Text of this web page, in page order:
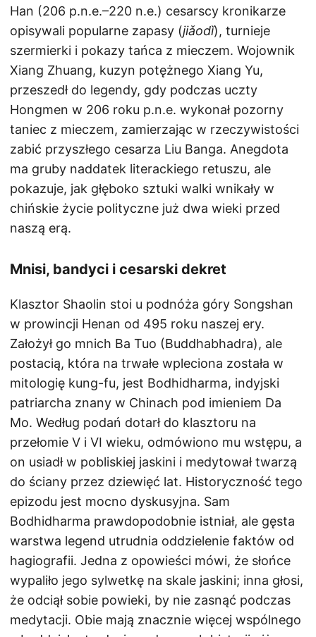
Han (206 p.n.e.–220 n.e.) cesarscy kronikarze
opisywali popularne zapasy (jiǎodǐ), turnieje
szermierki i pokazy tańca z mieczem. Wojownik
Xiang Zhuang, kuzyn potężnego Xiang Yu,
przeszedł do legendy, gdy podczas uczty
Hongmen w 206 roku p.n.e. wykonał pozorny
taniec z mieczem, zamierzając w rzeczywistości
zabić przyszłego cesarza Liu Banga. Anegdota
ma gruby naddatek literackiego retuszu, ale
pokazuje, jak głęboko sztuki walki wnikały w
chińskie życie polityczne już dwa wieki przed
naszą erą.
Mnisi, bandyci i cesarski dekret
Klasztor Shaolin stoi u podnóża góry Songshan
w prowincji Henan od 495 roku naszej ery.
Założył go mnich Ba Tuo (Buddhabhadra), ale
postacią, która na trwałe wpleciona została w
mitologię kung-fu, jest Bodhidharma, indyjski
patriarcha znany w Chinach pod imieniem Da
Mo. Według podań dotarł do klasztoru na
przełomie V i VI wieku, odmówiono mu wstępu, a
on usiadł w pobliskiej jaskini i medytował twarzą
do ściany przez dziewięć lat. Historyczność tego
epizodu jest mocno dyskusyjna. Sam
Bodhidharma prawdopodobnie istniał, ale gęsta
warstwa legend utrudnia oddzielenie faktów od
hagiografii. Jedna z opowieści mówi, że słońce
wypaliło jego sylwetkę na skale jaskini; inna głosi,
że odciął sobie powieki, by nie zasnąć podczas
medytacji. Obie mają znacznie więcej wspólnego